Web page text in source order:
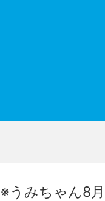
※うみちゃん8